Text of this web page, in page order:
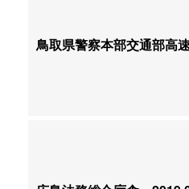
鳥取県警察本部交通部高